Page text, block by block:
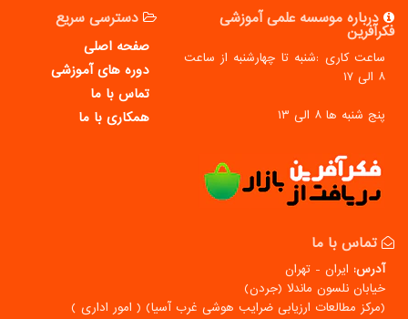
درباره موسسه علمی آموزشی
فکرآفرین
ساعت کاری :شنبه تا چهارشنبه از ساعت
۸ الی ۱۷
پنج شنبه ها ۸ الی ۱۳
دسترسی سریع
صفحه اصلی
دوره های آموزشی
تماس با ما
همکاری با ما
تماس با ما
آدرس: ایران - تهران
خیابان نلسون ماندلا (جردن)
(مركز مطالعات ارزیابی ضرایب هوشی غرب آسیا) ( امور اداری )